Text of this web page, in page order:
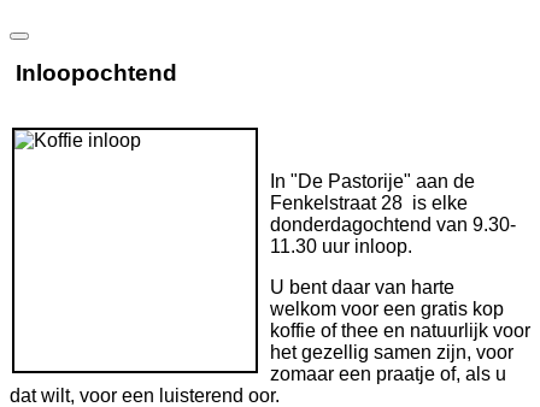
Inloopochtend
In "De Pastorije" aan de
Fenkelstraat 28 is elke
donderdagochtend van 9.30-
11.30 uur inloop.
U bent daar van harte
welkom voor een gratis kop
koffie of thee en natuurlijk voor
het gezellig samen zijn, voor
zomaar een praatje of, als u
dat wilt, voor een luisterend oor.